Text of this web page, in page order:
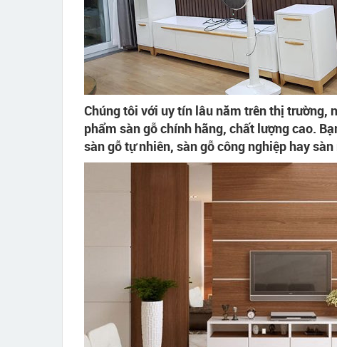
Chúng tôi với uy tín lâu năm trên thị trường,
phẩm sàn gỗ chính hãng, chất lượng cao.
sàn gỗ tự nhiên, sàn gỗ công nghiệp hay